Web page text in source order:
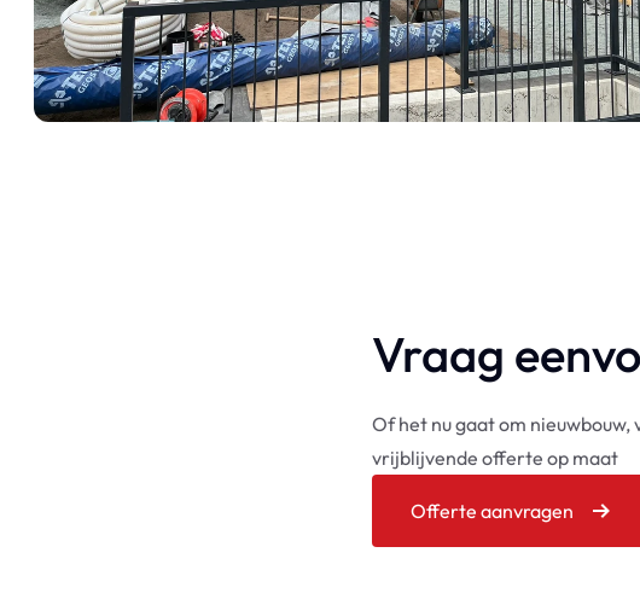
Vraag
Of het nu gaat om
vrijblijvende offerte op maat
Offerte aanvragen